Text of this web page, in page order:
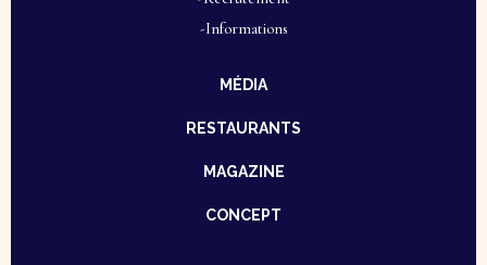
-Informations
MÉDIA
RESTAURANTS
MAGAZINE
CONCEPT